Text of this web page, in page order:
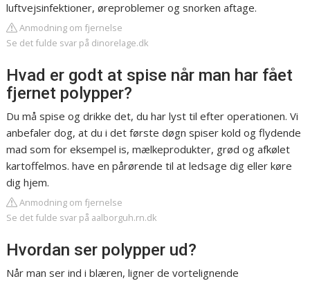
luftvejsinfektioner, øreproblemer og snorken aftage.
Anmodning om fjernelse
Se det fulde svar på dinorelage.dk
Hvad er godt at spise når man har fået
fjernet polypper?
Du må spise og drikke det, du har lyst til efter operationen. Vi
anbefaler dog, at du i det første døgn spiser kold og flydende
mad som for eksempel is, mælkeprodukter, grød og afkølet
kartoffelmos. have en pårørende til at ledsage dig eller køre
dig hjem.
Anmodning om fjernelse
Se det fulde svar på aalborguh.rn.dk
Hvordan ser polypper ud?
Når man ser ind i blæren, ligner de vortelignende